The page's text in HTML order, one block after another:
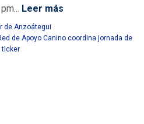
Leer más
de Anzoátegui
de Apoyo Canino coordina jornada de
ticker